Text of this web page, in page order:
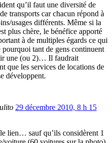
qu’il faut une diversité de
transports car chacun répond à
usages différents. Même si la
plus chère, le bénéfice apporté
à de multiples égards ce qui
pourquoi tant de gens continuent
une (ou 2)… Il faudrait
que les services de locations de
développent.
29 décembre 2010, 8 h 15
lien… sauf qu’ils considèrent 1